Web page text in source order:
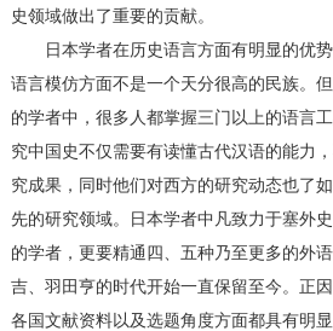
史领域做出了重要的贡献。
日本学者在历史语言方面有明显的优势
语言模仿方面不是一个天分很高的民族。
的学者中，很多人都掌握三门以上的语言
究中国史不仅需要有读懂古代汉语的能力
究成果，同时他们对西方的研究动态也了
先的研究领域。日本学者中凡致力于塞外
的学者，更要精通四、五种乃至更多的外
吉、羽田亨的时代开始一直保留至今。正
各国文献资料以及选题角度方面都具有明